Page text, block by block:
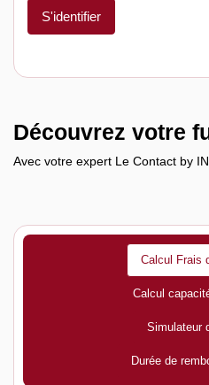
S'identifier
Découvrez votre
Avec votre expert Le Contact by
Calcul Frais
Calcul
Simulateur
Durée de